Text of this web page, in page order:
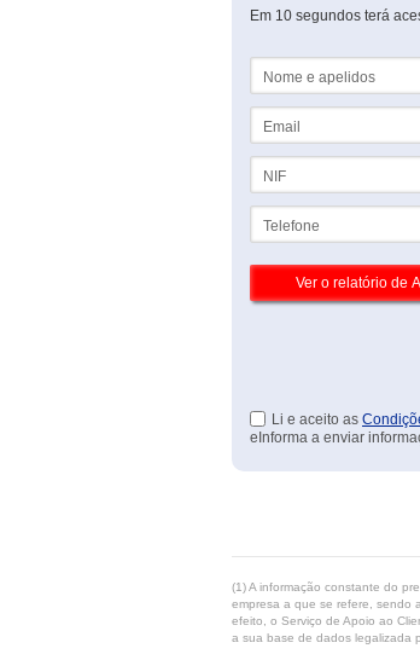
Em 10 segundos terá
Li e aceito as
eInforma a enviar
(1) A informação constante do
empresa a que se refere, sendo
efeito, o Serviço de Apoio ao
a sua base de dados legalizada